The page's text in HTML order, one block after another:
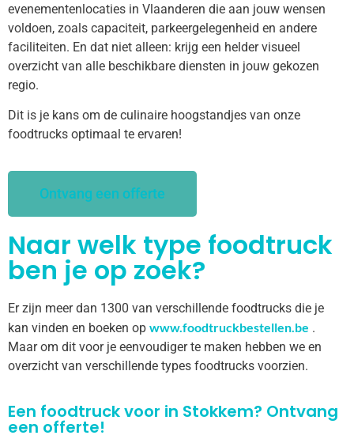
evenementenlocaties in Vlaanderen die aan jouw wensen
voldoen, zoals capaciteit, parkeergelegenheid en andere
faciliteiten. En dat niet alleen: krijg een helder visueel
overzicht van alle beschikbare diensten in jouw gekozen
regio.
Dit is je kans om de culinaire hoogstandjes van onze
foodtrucks optimaal te ervaren!
Ontvang een offerte
Naar welk type foodtruck
ben je op zoek?
Er zijn meer dan 1300 van verschillende foodtrucks die je
kan vinden en boeken op www.foodtruckbestellen.be .
Maar om dit voor je eenvoudiger te maken hebben we en
overzicht van verschillende types foodtrucks voorzien.
Een foodtruck voor in Stokkem? Ontvang
een offerte!